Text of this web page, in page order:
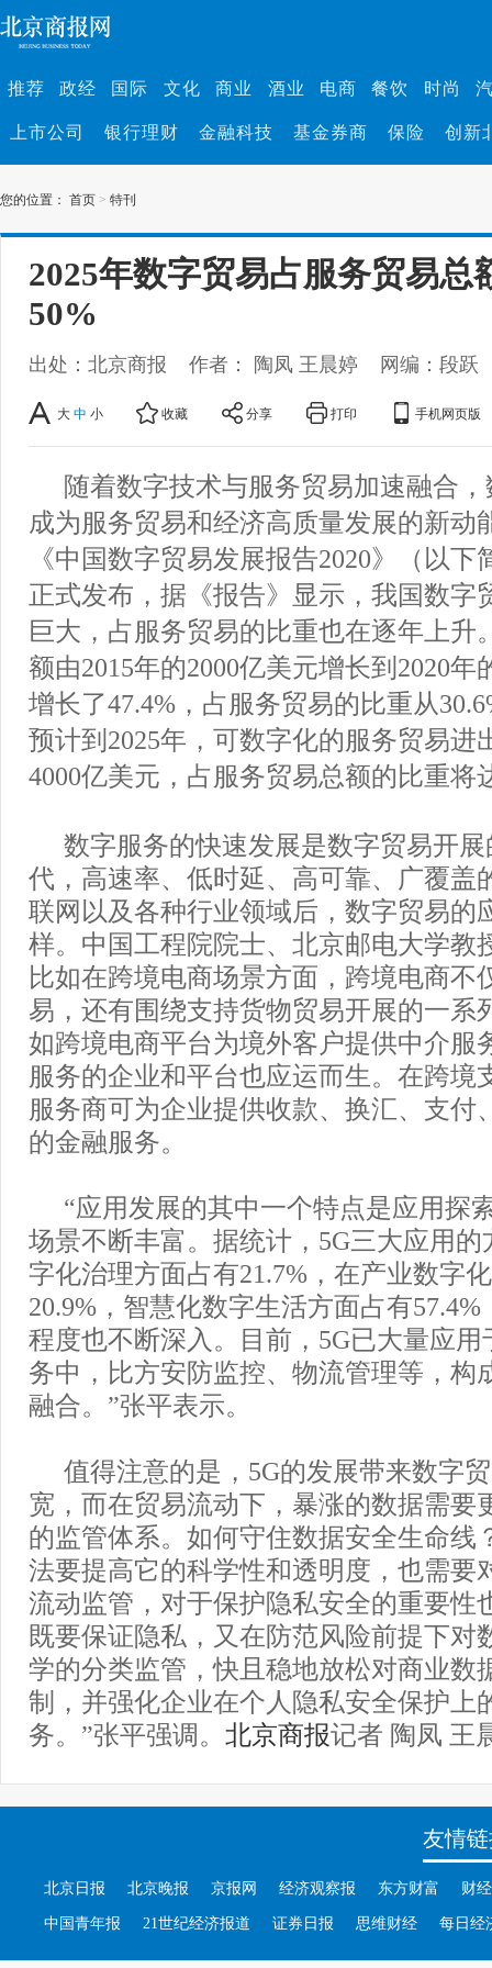
推荐 政经 国际 文化 商业 酒业 电商 餐饮 时尚
上市公司 银行理财 金融科技 基金券商 保险 创新
您的位置： 首页 > 特刊
2025年数字贸易占服务贸易总
50%
出处：北京商报 作者： 陶凤 王晨婷 网编：段跃
大 中 小 收藏 分享 打印 手机网页版
随着数字技术与服务贸易加速融合
成为服务贸易和经济高质量发展的新动
《中国数字贸易发展报告2020》（以下
正式发布，据《报告》显示，我国数字
巨大，占服务贸易的比重也在逐年上升
额由2015年的2000亿美元增长到2020年
增长了47.4%，占服务贸易的比重从
预计到2025年，可数字化的服务贸易进
4000亿美元，占服务贸易总额的比重将
数字服务的快速发展是数字贸易开
代，高速率、低时延、高可靠、广覆盖
联网以及各种行业领域后，数字贸易的
样。中国工程院院士、北京邮电大学教
比如在跨境电商场景方面，跨境电商不
易，还有围绕支持货物贸易开展的一系
如跨境电商平台为境外客户提供中介服
服务的企业和平台也应运而生。在跨境
服务商可为企业提供收款、换汇、支付
的金融服务。
“应用发展的其中一个特点是应用探
场景不断丰富。据统计，5G三大应用的
字化治理方面占有21.7%，在产业数字
20.9%，智慧化数字生活方面占有
程度也不断深入。目前，5G已大量应用
务中，比方安防监控、物流管理等，构
融合。”张平表示。
值得注意的是，5G的发展带来数字
宽，而在贸易流动下，暴涨的数据需要
的监管体系。如何守住数据安全生命线
法要提高它的科学性和透明度，也需要
流动监管，对于保护隐私安全的重要性
既要保证隐私，又在防范风险前提下对
学的分类监管，快且稳地放松对商业数
制，并强化企业在个人隐私安全保护上
务。”张平强调。 北京商报记者 陶凤 王
友情
北京日报 北京晚报 京报网 经济观察报 东方财富 财
中国青年报 21世纪经济报道 证券日报 思维财经 每日经